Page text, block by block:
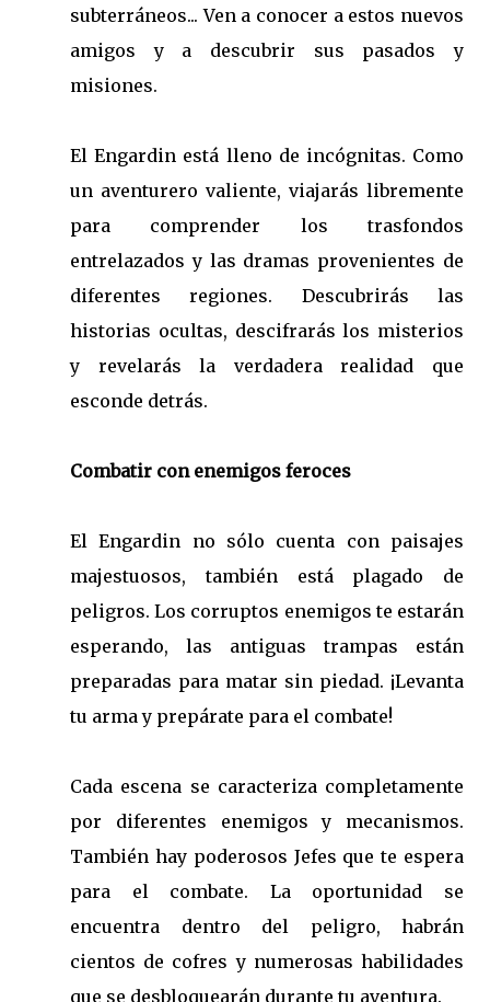
subterráneos... Ven a conocer a estos nuevos
amigos y a descubrir sus pasados y
misiones.
El Engardin está lleno de incógnitas. Como
un aventurero valiente, viajarás libremente
para comprender los trasfondos
entrelazados y las dramas provenientes de
diferentes regiones. Descubrirás las
historias ocultas, descifrarás los misterios
y revelarás la verdadera realidad que
esconde detrás.
Combatir con enemigos feroces
El Engardin no sólo cuenta con paisajes
majestuosos, también está plagado de
peligros. Los corruptos enemigos te estarán
esperando, las antiguas trampas están
preparadas para matar sin piedad. ¡Levanta
tu arma y prepárate para el combate!
Cada escena se caracteriza completamente
por diferentes enemigos y mecanismos.
También hay poderosos Jefes que te espera
para el combate. La oportunidad se
encuentra dentro del peligro, habrán
cientos de cofres y numerosas habilidades
que se desbloquearán durante tu aventura.